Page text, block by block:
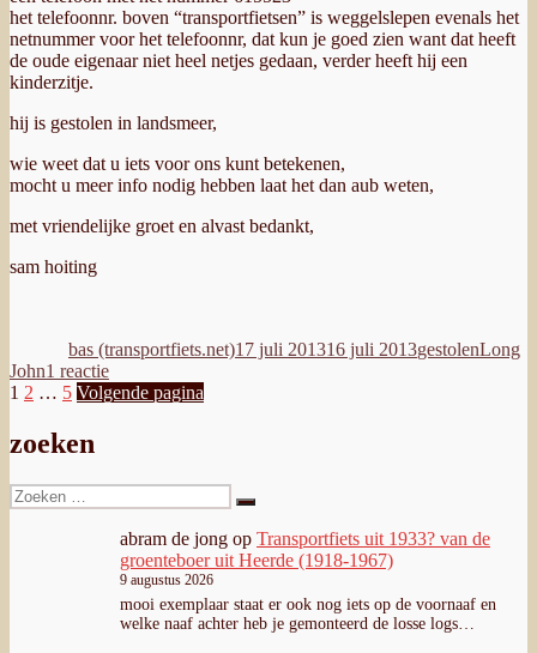
het telefoonnr. boven “transportfietsen” is weggelslepen evenals het
netnummer voor het telefoonnr, dat kun je goed zien want dat heeft
de oude eigenaar niet heel netjes gedaan, verder heeft hij een
kinderzitje.
hij is gestolen in landsmeer,
wie weet dat u iets voor ons kunt betekenen,
mocht u meer info nodig hebben laat het dan aub weten,
met vriendelijke groet en alvast bedankt,
sam hoiting
bas (transportfiets.net)17 juli 201316 juli 2013gestolenLong
John1 reactieop
Gestolen
Berichten
paginering
Pagina
1 Pagina
2 … Pagina
5 Volgende pagina
zoeken
Zoeken
naar:
Zoeken
abram de jong op Transportfiets uit 1933? van de
groenteboer uit Heerde (1918-1967)
9 augustus 2026
mooi exemplaar staat er ook nog iets op de voornaaf en
welke naaf achter heb je gemonteerd de losse logs…